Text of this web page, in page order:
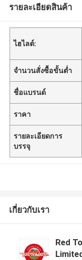
รายละเอียดสินค้า
ไฮไลต์:
จำนวนสั่งซื้อขั้นต่ำ
ชื่อแบรนด์
ราคา
รายละเอียดการ
บรรจุ
เกี่ยวกับเรา
Red